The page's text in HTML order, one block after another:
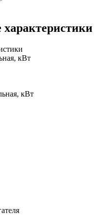
характеристики
кВт
кВт